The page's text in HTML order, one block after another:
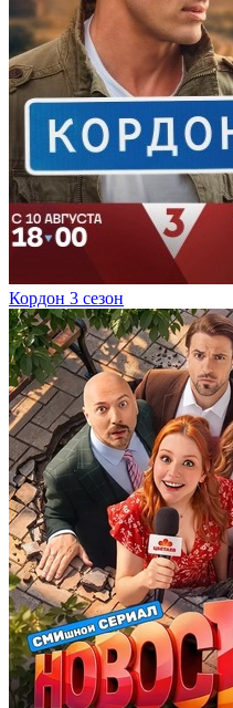
Кордон 3 сезон